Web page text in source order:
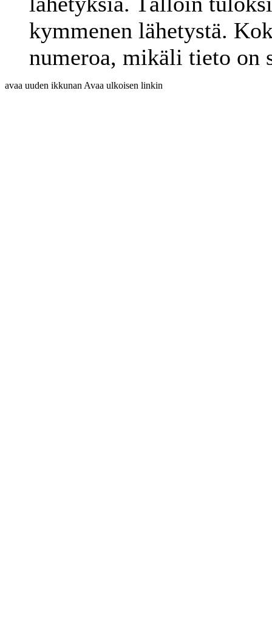
kymmenen lähetystä.
numeroa, mikäli tieto on
avaa uuden ikkunanAvaa ulkoisen linkin